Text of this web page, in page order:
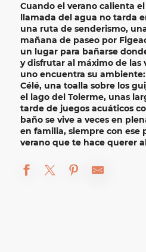
Cuando el verano calienta
llamada del agua no tarda
una ruta de senderismo,
mañana de paseo por
un lugar para bañarse
y disfrutar al máximo de las
uno encuentra su ambiente:
Célé, una toalla sobre los
el lago del Tolerme, unas
tarde de juegos acuáticos
baño se vive a veces en
en familia, siempre con ese
verano que te hace querer